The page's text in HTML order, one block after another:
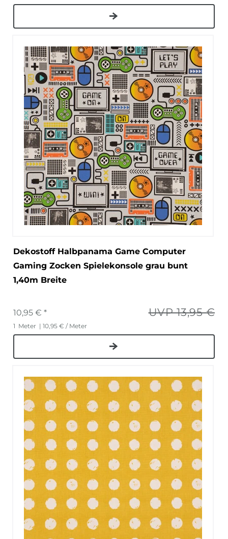
Dekostoff Halbpanama Game Computer
Gaming Zocken Spielekonsole grau bunt
1,40m Breite
UVP 13,95 €
10,95 € *
1 Meter | 10,95 € / Meter